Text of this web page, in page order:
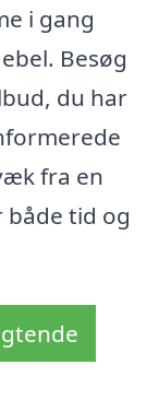
i gang
Besøg
du har
fra en
både tid og